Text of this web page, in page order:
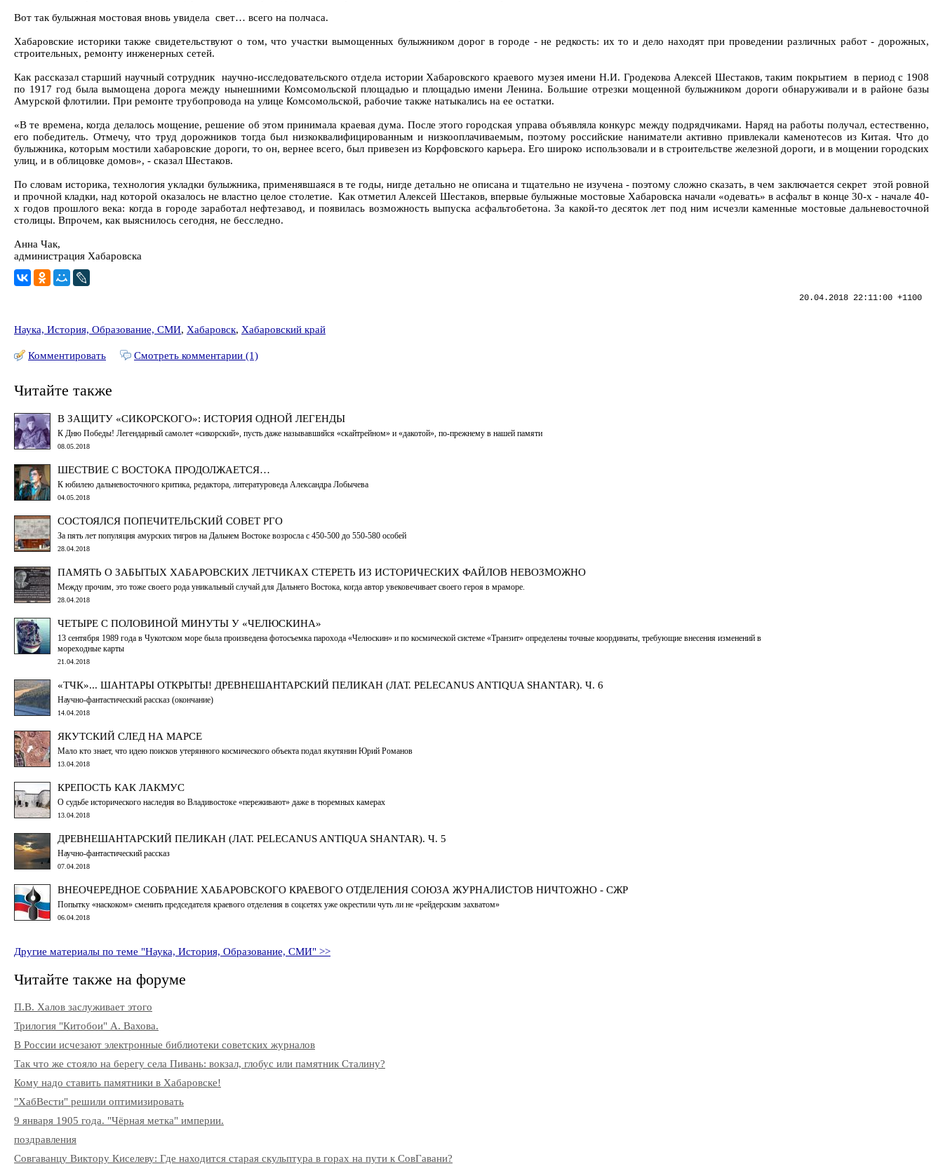
Вот так булыжная мостовая вновь увидела свет… всего на полчаса.
Хабаровские историки также свидетельствуют о том, что участки вымощенных булыжником дорог в городе - не редкость: их то и дело находят при проведении различных работ - дорожных,
строительных, ремонту инженерных сетей.
Как рассказал старший научный сотрудник научно-исследовательского отдела истории Хабаровского краевого музея имени Н.И. Гродекова Алексей Шестаков, таким покрытием в период с 1908
по 1917 год была вымощена дорога между нынешними Комсомольской площадью и площадью имени Ленина. Большие отрезки мощенной булыжником дороги обнаруживали и в районе базы
Амурской флотилии. При ремонте трубопровода на улице Комсомольской, рабочие также натыкались на ее остатки.
«В те времена, когда делалось мощение, решение об этом принимала краевая дума. После этого городская управа объявляла конкурс между подрядчиками. Наряд на работы получал, естественно,
его победитель. Отмечу, что труд дорожников тогда был низкоквалифицированным и низкооплачиваемым, поэтому российские наниматели активно привлекали каменотесов из Китая. Что до
булыжника, которым мостили хабаровские дороги, то он, вернее всего, был привезен из Корфовского карьера. Его широко использовали и в строительстве железной дороги, и в мощении городских
улиц, и в облицовке домов», - сказал Шестаков.
По словам историка, технология укладки булыжника, применявшаяся в те годы, нигде детально не описана и тщательно не изучена - поэтому сложно сказать, в чем заключается секрет этой ровной
и прочной кладки, над которой оказалось не властно целое столетие. Как отметил Алексей Шестаков, впервые булыжные мостовые Хабаровска начали «одевать» в асфальт в конце 30-х - начале 40-
х годов прошлого века: когда в городе заработал нефтезавод, и появилась возможность выпуска асфальтобетона. За какой-то десяток лет под ним исчезли каменные мостовые дальневосточной
столицы. Впрочем, как выяснилось сегодня, не бесследно.
Анна Чак,
администрация Хабаровска
20.04.2018 22:11:00 +1100
Наука, История, Образование, СМИ, Хабаровск, Хабаровский край
Комментировать Смотреть комментарии (1)
Читайте также
В ЗАЩИТУ «СИКОРСКОГО»: ИСТОРИЯ ОДНОЙ ЛЕГЕНДЫ
К Дню Победы! Легендарный самолет «сикорский», пусть даже называвшийся «скайтрейном» и «дакотой», по-прежнему в нашей памяти
08.05.2018
ШЕСТВИЕ С ВОСТОКА ПРОДОЛЖАЕТСЯ…
К юбилею дальневосточного критика, редактора, литературоведа Александра Лобычева
04.05.2018
СОСТОЯЛСЯ ПОПЕЧИТЕЛЬСКИЙ СОВЕТ РГО
За пять лет популяция амурских тигров на Дальнем Востоке возросла с 450-500 до 550-580 особей
28.04.2018
ПАМЯТЬ О ЗАБЫТЫХ ХАБАРОВСКИХ ЛЕТЧИКАХ СТЕРЕТЬ ИЗ ИСТОРИЧЕСКИХ ФАЙЛОВ НЕВОЗМОЖНО
Между прочим, это тоже своего рода уникальный случай для Дальнего Востока, когда автор увековечивает своего героя в мраморе.
28.04.2018
ЧЕТЫРЕ С ПОЛОВИНОЙ МИНУТЫ У «ЧЕЛЮСКИНА»
13 сентября 1989 года в Чукотском море была произведена фотосъемка парохода «Челюскин» и по космической системе «Транзит» определены точные координаты, требующие внесения изменений в
мореходные карты
21.04.2018
«ТЧК»... ШАНТАРЫ ОТКРЫТЫ! ДРЕВНЕШАНТАРСКИЙ ПЕЛИКАН (ЛАТ. PELECANUS ANTIQUA SHANTAR). Ч. 6
Научно-фантастический рассказ (окончание)
14.04.2018
ЯКУТСКИЙ СЛЕД НА МАРСЕ
Мало кто знает, что идею поисков утерянного космического объекта подал якутянин Юрий Романов
13.04.2018
КРЕПОСТЬ КАК ЛАКМУС
О судьбе исторического наследия во Владивостоке «переживают» даже в тюремных камерах
13.04.2018
ДРЕВНЕШАНТАРСКИЙ ПЕЛИКАН (ЛАТ. PELECANUS ANTIQUA SHANTAR). Ч. 5
Научно-фантастический рассказ
07.04.2018
ВНЕОЧЕРЕДНОЕ СОБРАНИЕ ХАБАРОВСКОГО КРАЕВОГО ОТДЕЛЕНИЯ СОЮЗА ЖУРНАЛИСТОВ НИЧТОЖНО - СЖР
Попытку «наскоком» сменить председателя краевого отделения в соцсетях уже окрестили чуть ли не «рейдерским захватом»
06.04.2018
Другие материалы по теме "Наука, История, Образование, СМИ" >>
Читайте также на форуме
П.В. Халов заслуживает этого
Трилогия "Китобои" А. Вахова.
В России исчезают электронные библиотеки советских журналов
Так что же стояло на берегу села Пивань: вокзал, глобус или памятник Сталину?
Кому надо ставить памятники в Хабаровске!
"ХабВести" решили оптимизировать
9 января 1905 года. "Чёрная метка" империи.
поздравления
Совгаванцу Виктору Киселеву: Где находится старая скульптура в горах на пути к СовГавани?